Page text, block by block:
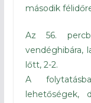
második
Az 56.
vendéghibára,
lőtt, 2-2.
A